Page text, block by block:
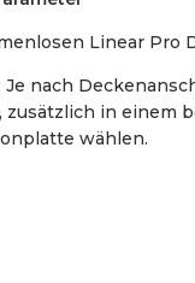
Linear Pro
Je nach
zusätzlich in einem
wählen.